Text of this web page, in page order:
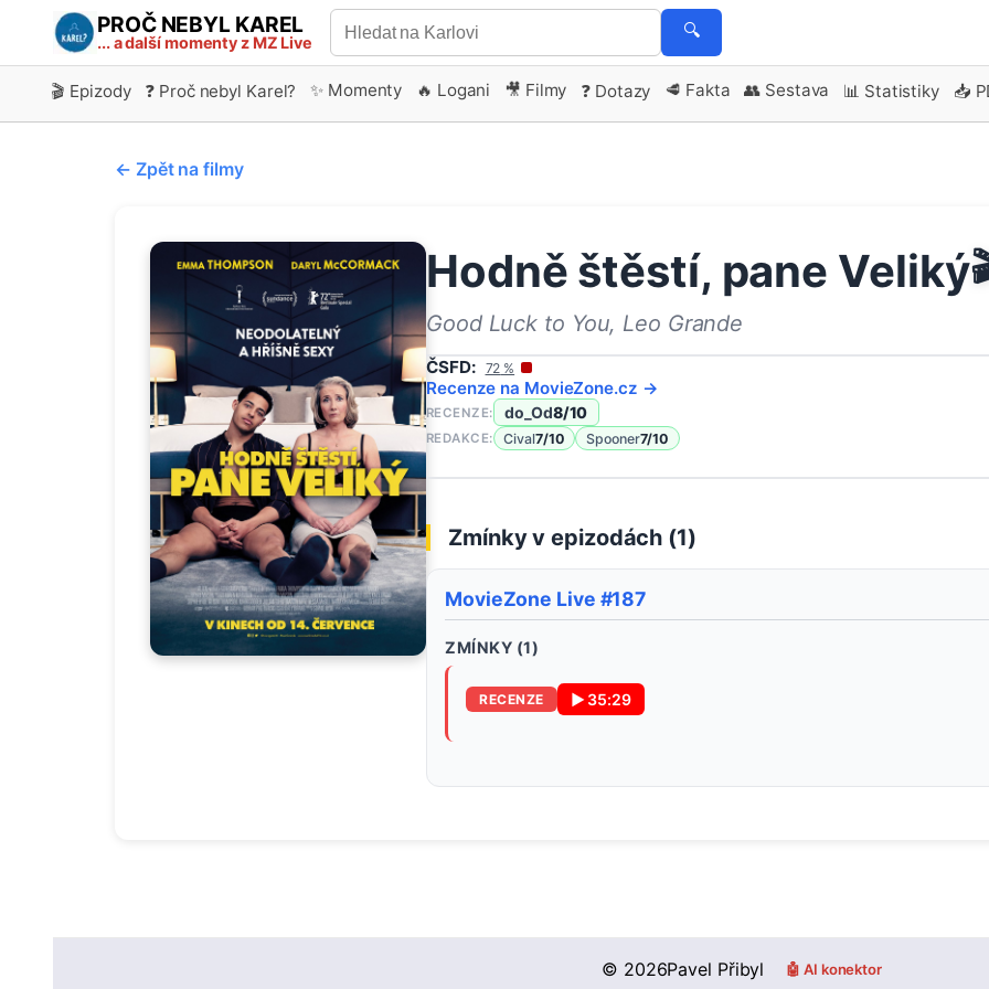
PROČ NEBYL KAREL
... a další momenty z MZ Live
🔍
🎬 Epizody ❓ Proč nebyl Karel? ✨ Momenty 🔥 Logani 🎥 Filmy ❓ Dotazy 🥩 Fakta 👥 Sestava 📊 Statistiky 📥
← Zpět na filmy
Hodně štěstí, pane Veliký
Good Luck to You, Leo Grande
ČSFD: 72 %
Recenze na MovieZone.cz →
RECENZE: do_Od8/10
REDAKCE: Cival7/10 Spooner7/10
Zmínky v epizodách (1)
MovieZone Live #187
ZMÍNKY (1)
RECENZE ▶ 35:29
© 2026Pavel Přibyl 🤖 AI konektor